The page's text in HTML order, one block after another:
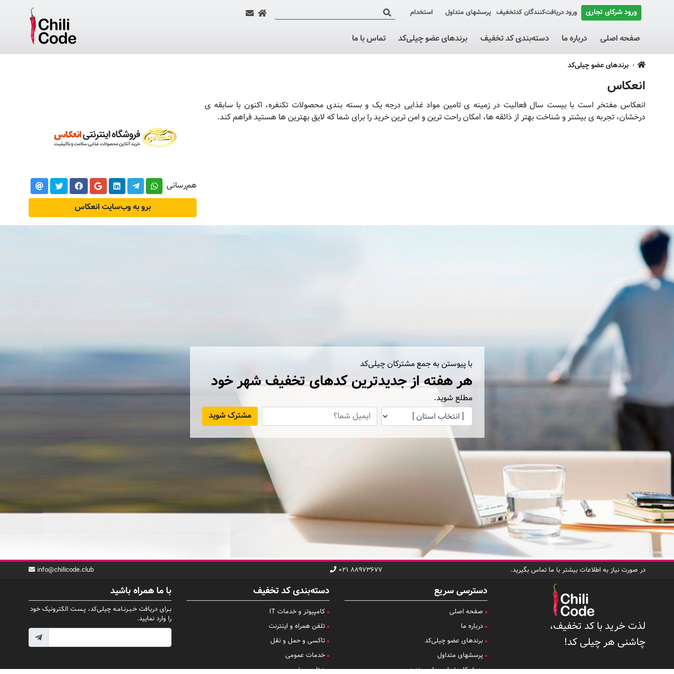
ورود شرکای تجاری ورود دریافت‌کنندگان کد‌تخفیف پرسشهای متداول استخدام
صفحه اصلی درباره ما دسته‌بندی کد تخفیف برندهای عضو چیلی‌کد تماس با ما
برندهای عضو چیلی‌کد
انعکاس
هم‌رسانی
برو به وب‌سایت انعکاس
انعکاس مفتخر است با بیست سال فعالیت در زمینه ی تامین مواد غذایی درجه یک و بسته بندی محصولات تکنفره، اکنون با سابقه ی
درخشان، تجربه ی بیشتر و شناخت بهتر از ذائقه ها، امکان راحت ترین و امن ترین خرید را برای شما که لایق بهترین ها هستید فراهم کند.
با پیوستن به جمع مشترکان چیلی‌کد
هر هفته از جدیدترین کدهای تخفیف شهر خود
مطلع شوید.
مشترک شوید
در صورت نیاز به اطلاعات بیشتر با ما تماس بگیرید. info@chilicode.club ۰۲۱ ۸۸۹۷۳۶۷۷
لذت خرید با کد تخفیف،
چاشنی هر چیلی کد!
دسترسی سریع
صفحه اصلی
درباره ما
برندهای عضو چیلی‌کد
پرسشهای متداول
به شرکای تجاری ما پبیوندید
دسته‌بندی کد تخفیف
کامپیوتر و خدمات IT
تلفن همراه و اینترنت
تاکسی و حمل و نقل
خدمات عمومی
هتل و سفر
با ما همراه باشید
بـرای دریافت خـبـرنـامـه چیلی‌کد، پـسـت الکترونیک خود
را وارد نمایید.